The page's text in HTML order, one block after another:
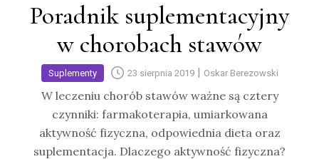
Poradnik suplementacyjny
w chorobach stawów
Suplementy 23 sierpnia 2019| Oskar Berezowski
W leczeniu chorób stawów ważne są cztery
czynniki: farmakoterapia, umiarkowana
aktywność fizyczna, odpowiednia dieta oraz
suplementacja. Dlaczego aktywność fizyczna?